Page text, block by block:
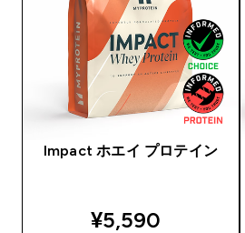
Impact ホエイ プロテイン
discounted price
¥5,590‎